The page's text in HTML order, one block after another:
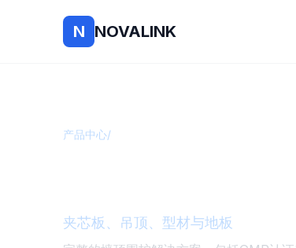
N NOVALINK
产品中心/
夹芯板、吊顶、型材与地板